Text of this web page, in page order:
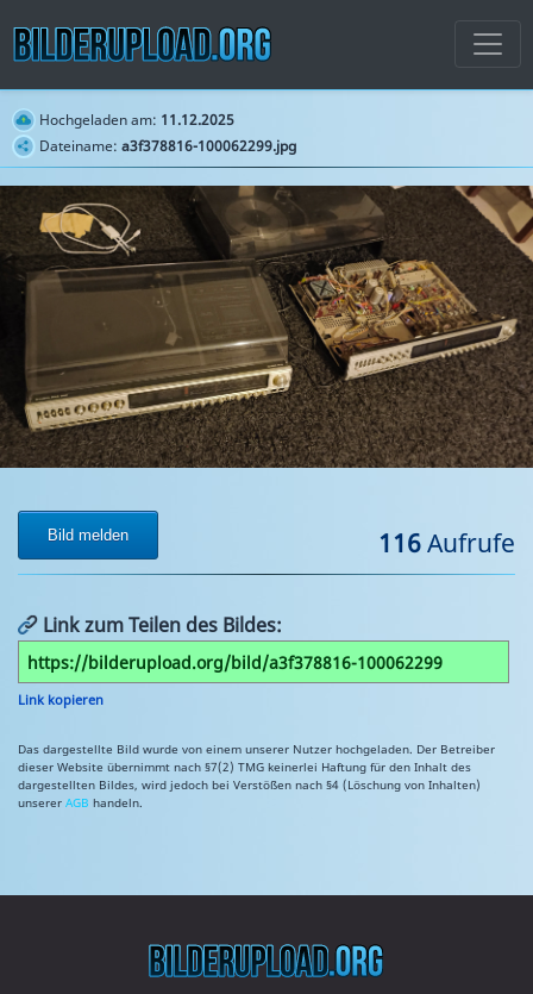
Hochgeladen am: 11.12.2025
Dateiname:a3f378816-100062299.jpg
Bild melden 116Aufrufe
Link zum Teilen des Bildes:
Link kopieren
Das dargestellte Bild wurde von einem unserer Nutzer hochgeladen. Der Betreiber
dieser Website übernimmt nach §7(2) TMG keinerlei Haftung für den Inhalt des
dargestellten Bildes, wird jedoch bei Verstößen nach §4 (Löschung von Inhalten)
unserer AGB handeln.